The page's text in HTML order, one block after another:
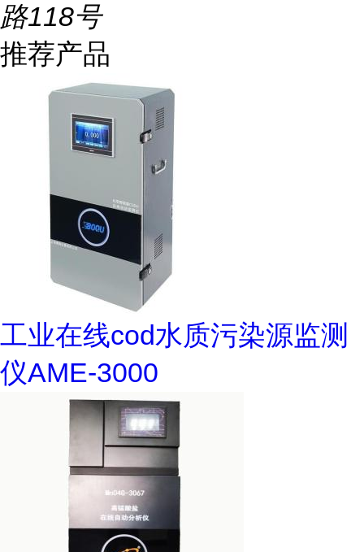
路118号
推荐产品
工业在线cod水质污染源监测
仪AME-3000